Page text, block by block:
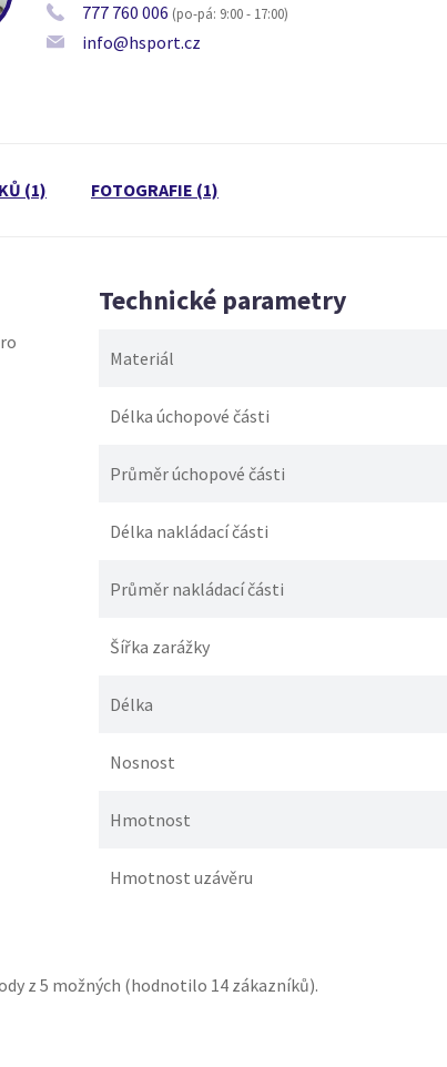
777 760 006 (po-pá: 9:00 - 17:00)
info@hsport.cz
(1) FOTOGRAFIE (1)
Technické parametry
Materiál
Délka úchopové části
Průměr úchopové části
Délka nakládací části
Průměr nakládací části
Šířka zarážky
Délka
Nosnost
Hmotnost
Hmotnost uzávěru
z 5 možných (hodnotilo 14zákazníků).